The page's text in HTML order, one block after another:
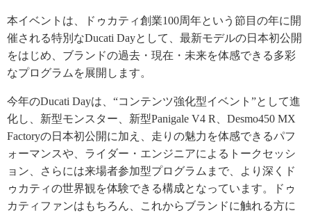
本イベントは、ドゥカティ創業100周年という節目の年に開
催される特別なDucati Dayとして、最新モデルの日本初公開
をはじめ、ブランドの過去・現在・未来を体感できる多彩
なプログラムを展開します。
今年のDucati Dayは、“コンテンツ強化型イベント”として進
化し、新型モンスター、新型Panigale V4 R、Desmo450 MX
Factoryの日本初公開に加え、走りの魅力を体感できるパフ
ォーマンスや、ライダー・エンジニアによるトークセッシ
ョン、さらには来場者参加型プログラムまで、より深くド
ゥカティの世界観を体験できる構成となっています。ドゥ
カティファンはもちろん、これからブランドに触れる方に